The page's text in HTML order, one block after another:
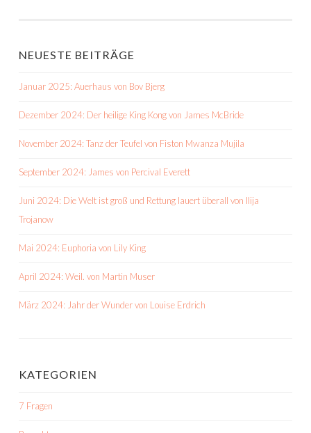
NEUESTE BEITRÄGE
Januar 2025: Auerhaus von Bov Bjerg
Dezember 2024: Der heilige King Kong von James McBride
November 2024: Tanz der Teufel von Fiston Mwanza Mujila
September 2024: James von Percival Everett
Juni 2024: Die Welt ist groß und Rettung lauert überall von Ilija
Trojanow
Mai 2024: Euphoria von Lily King
April 2024: Weil. von Martin Muser
März 2024: Jahr der Wunder von Louise Erdrich
KATEGORIEN
7 Fragen